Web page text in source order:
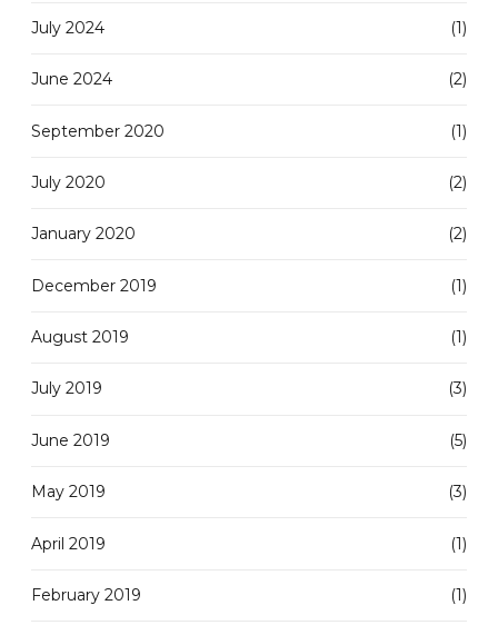
July 2024 (1)
June 2024 (2)
September 2020 (1)
July 2020 (2)
January 2020 (2)
December 2019 (1)
August 2019 (1)
July 2019 (3)
June 2019 (5)
May 2019 (3)
April 2019 (1)
February 2019 (1)